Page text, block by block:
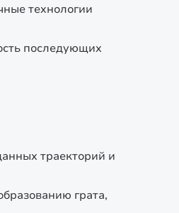
технологии
последующих
траекторий и
грата,